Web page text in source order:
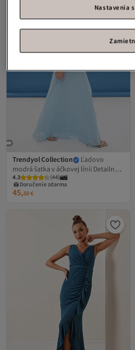
Trendyol Collection
Ľadovo
modrá šatka v áčkovej línii Detailné
tylové pletené dlhé večerné šaty
TPRSS25AE00026
4.3 (44)
Doručenie zdarma
45,50€
Nastavenia